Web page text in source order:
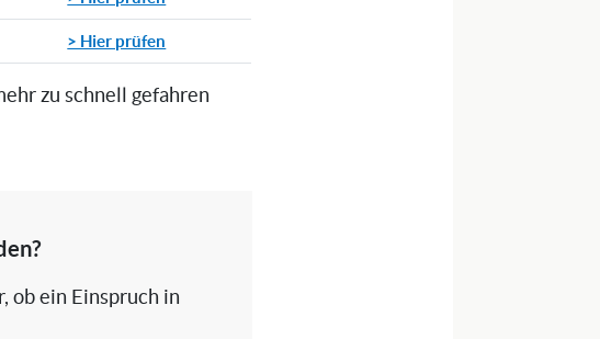
> Hier prüfen
zu schnell gefahren
ob ein Einspruch in